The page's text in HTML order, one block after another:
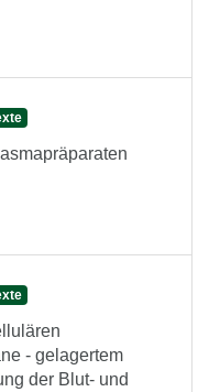
- gelagertem
der Blut- und